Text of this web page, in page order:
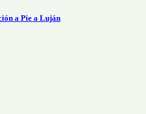
a Pie a Luján